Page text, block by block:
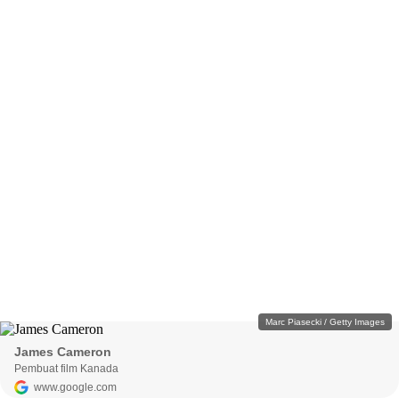
Marc Piasecki / Getty Images
James Cameron
Pembuat film Kanada
www.google.com